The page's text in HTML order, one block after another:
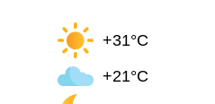
+31°C
+21°C